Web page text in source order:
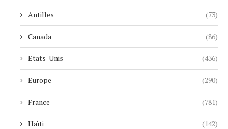
Antilles (73)
Canada (86)
Etats-Unis (436)
Europe (290)
France (781)
Haïti (142)